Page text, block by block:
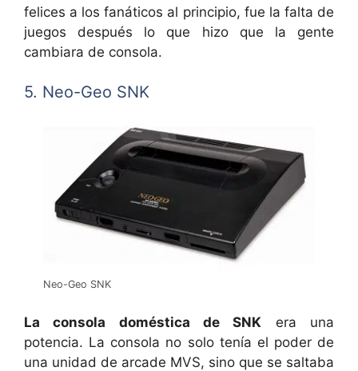
felices a los fanáticos al principio, fue la falta de
juegos después lo que hizo que la gente
cambiara de consola.
5. Neo-Geo SNK
Neo-Geo SNK
La consola doméstica de SNK era una
potencia. La consola no solo tenía el poder de
una unidad de arcade MVS, sino que se saltaba